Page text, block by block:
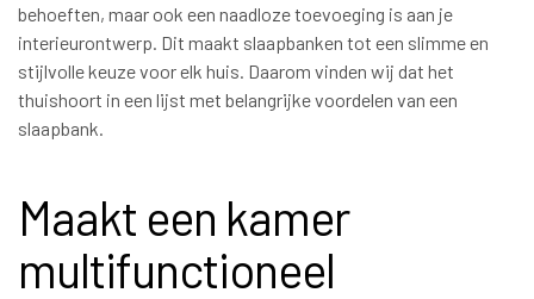
behoeften, maar ook een naadloze toevoeging is aan je
interieurontwerp. Dit maakt slaapbanken tot een slimme en
stijlvolle keuze voor elk huis. Daarom vinden wij dat het
thuishoort in een lijst met belangrijke voordelen van een
slaapbank.
Maakt een kamer
multifunctioneel